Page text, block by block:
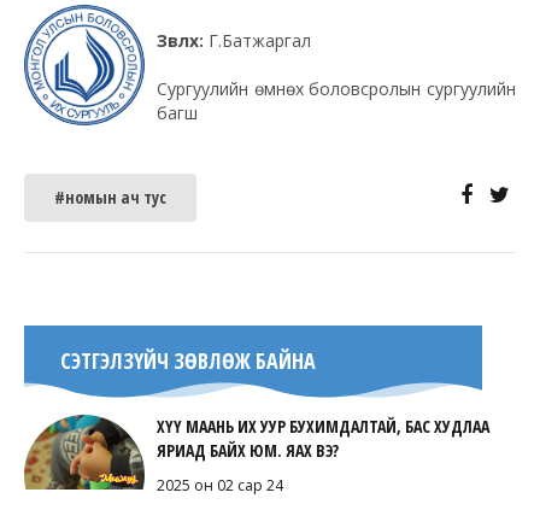
Зөвлөх: Г.Батжаргал
Сургуулийн өмнөх боловсролын сургуулийн
багш
#номын ач тус
СЭТГЭЛЗҮЙЧ ЗӨВЛӨЖ БАЙНА
ХҮҮ МААНЬ ИХ УУР БУХИМДАЛТАЙ, БАС ХУДЛАА
ЯРИАД БАЙХ ЮМ. ЯАХ ВЭ?
2025 он 02 сар 24